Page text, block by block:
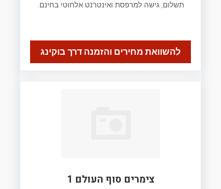
תשלום, גישה למרפסת ואינטרנט אלחוטי בחינם.
להשוואת מחירים והזמנה דרך בוקינג
צימרים סוף העולם 1